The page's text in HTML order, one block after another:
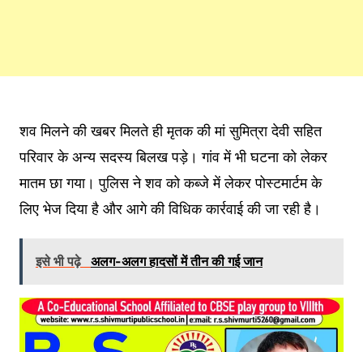
शव मिलने की खबर मिलते ही मृतक की मां सुमित्रा देवी सहित
परिवार के अन्य सदस्य बिलख पड़े। गांव में भी घटना को लेकर
मातम छा गया। पुलिस ने शव को कब्जे में लेकर पोस्टमार्टम के
लिए भेज दिया है और आगे की विधिक कार्रवाई की जा रही है।
इसे भी पढ़े अलग-अलग हादसों में तीन की गई जान